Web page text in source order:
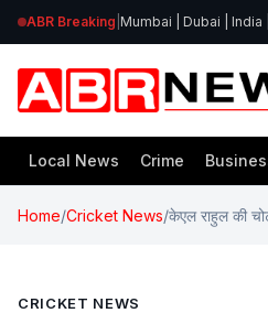
ABR Breaking Mumbai | Dubai | India
Local News Crime
Home/Cricket News/केएल राहुल की
CRICKET NEWS